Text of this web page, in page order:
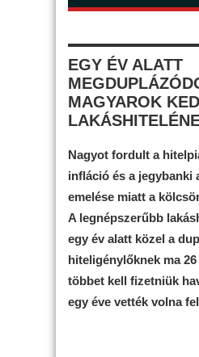
EGY ÉV ALATT
MAGYAROK
Nagyot fordult a
infláció és a jegybanki
emelése miatt a
A legnépszerűbb
egy év alatt közel a
hiteligénylőknek ma
többet kell fizetniük
egy éve vették volna